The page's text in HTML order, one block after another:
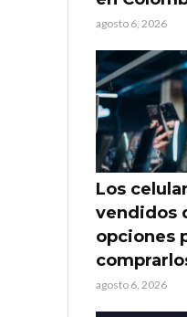
agosto 6, 2026
Los
vendidos
opciones
agosto 6, 2026